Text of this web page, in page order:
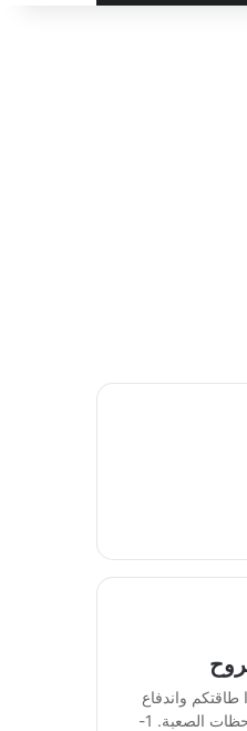
واندفاع
حبكم في الحياة لتعيدوا بناء ذاتكم بعد اللحظات الصعبة. 1-